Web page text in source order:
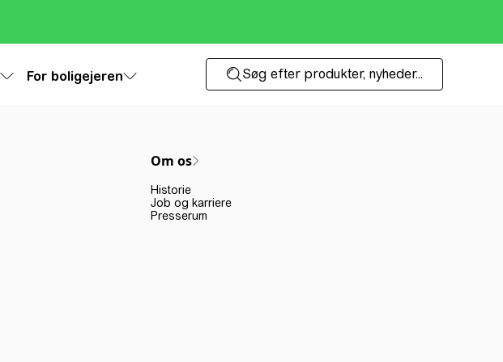
For boligejeren Søg efter produkter, nyheder...
Om os
Historie
Job og karriere
Presserum